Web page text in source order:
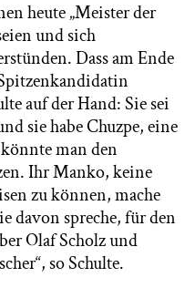
heute „Meister der
und sich
Dass am Ende
auf der Hand: Sie sei
sie habe Chuzpe, eine
man den
Ihr Manko, keine
zu können, mache
davon spreche, für den
Olaf Scholz und
so Schulte.